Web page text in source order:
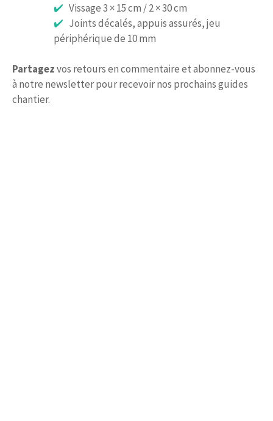
Vissage 3 × 15 cm / 2 × 30 cm
Joints décalés, appuis assurés, jeu
périphérique de 10 mm
Partagezvos retours en commentaire et abonnez-vous
à notre newsletter pour recevoir nos prochains guides
chantier.